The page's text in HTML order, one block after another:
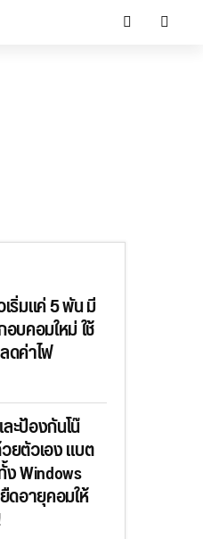
ริ่มแค่ 5 พัน มี
บคอมใหม่ ใช้
ดค่าไฟ
ป้องกันโน๊
ยตัวเอง แบต
Windows
ดอายุคอมให้